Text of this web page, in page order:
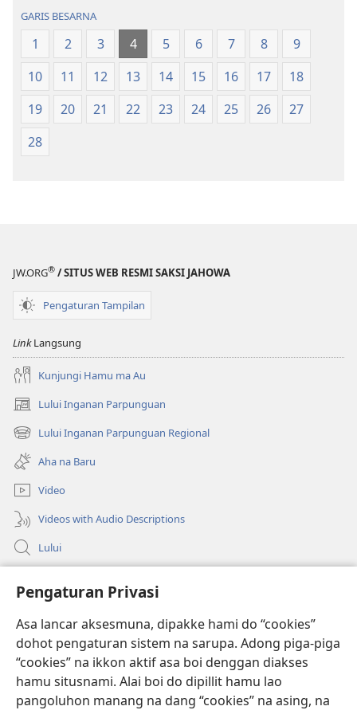
Pengaturan Privasi
Asa lancar aksesmuna, dipakke hami do “cookies”
dohot pengaturan sistem na sarupa. Adong piga-piga
“cookies” na ikkon aktif asa boi denggan diakses
hamu situsnami. Alai boi do dipillit hamu lao
pangoluhon manang na dang “cookies” na asing, na
Naeng
Mangolu
di
Tano
na
Imbaru
Naeng
Mangolu
di
Tano
na
Imbaru
GARIS BESARNA
1 2 3 4 5 6 7 8
9
10
11 12 13 14 15 16 17
18
19
20 21 22 23 24 25 26
27
28
JW.ORG® / SITUS WEB RESMI SAKSI JAHOWA
Pengaturan Tampilan
LinkLangsung
Kunjungi Hamu ma Au
Lului Inganan Parpunguan
(opens
new
window)
Lului Inganan Parpunguan Regional
(opens
new
window)
Aha na Baru
Video
Videos with Audio Descriptions
Lului
(opens
new
PERPUSTAKAAN ONLINE Joujou Paboahon™
(opens
new
window)JW Hub
(opens